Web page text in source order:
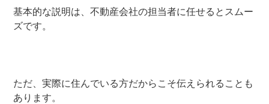
基本的な説明は、不動産会社の担当者に任せるとスムー
ズです。
ただ、実際に住んでいる方だからこそ伝えられることも
あります。